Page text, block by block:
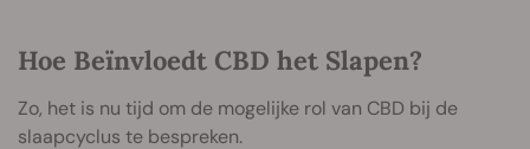
Hoe Beïnvloedt CBD het Slapen?
Zo, het is nu tijd om de mogelijke rol van CBD bij de
slaapcyclus te bespreken.